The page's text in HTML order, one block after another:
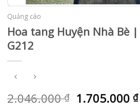
Quảng cáo
Hoa tang Huyện Nhà Bè |
G212
2.046.000₫ 1.705.000 ₫